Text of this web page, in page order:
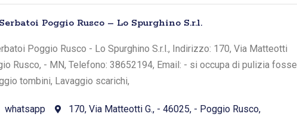
Poggio Rusco – Lo Spurghino S.r.l.
Poggio Rusco - Lo Spurghino S.r.l., Indirizzo: 170, Via Matteotti
Rusco, - MN, Telefono: 38652194, Email: - si occupa di pulizia fosse
tombini, Lavaggio scarichi,
whatsapp 170, Via Matteotti G., - 46025, - Poggio Rusco,